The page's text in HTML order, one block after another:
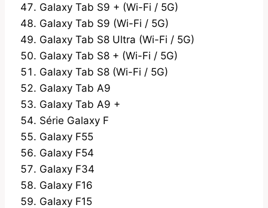
Galaxy Tab S9 + (Wi-Fi / 5G)
Galaxy Tab S9 (Wi-Fi / 5G)
Galaxy Tab S8 Ultra (Wi-Fi / 5G)
Galaxy Tab S8 + (Wi-Fi / 5G)
Galaxy Tab S8 (Wi-Fi / 5G)
Galaxy Tab A9
Galaxy Tab A9 +
Série Galaxy F
Galaxy F55
Galaxy F54
Galaxy F34
Galaxy F16
Galaxy F15